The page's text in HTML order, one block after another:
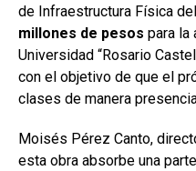
de Infraestructura Física
millones de pesos para la
Universidad “Rosario
con el objetivo de que el
clases de manera
Moisés Pérez Canto,
esta obra absorbe una